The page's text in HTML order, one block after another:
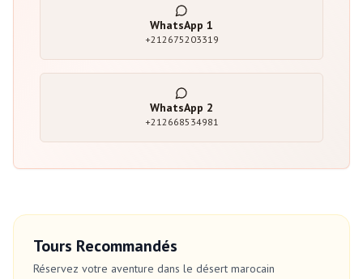
WhatsApp 1
+212675203319
WhatsApp 2
+212668534981
Tours Recommandés
Réservez votre aventure dans le désert marocain